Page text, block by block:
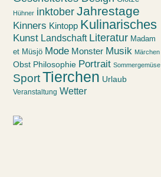
Hühner inktober Jahrestage
Kinners Kintopp Kulinarisches
Kunst Landschaft Literatur Madam
et Müsjö Mode Monster Musik Märchen
Obst Philosophie Portrait Sommergemüse
SportTierchen Urlaub
Veranstaltung Wetter